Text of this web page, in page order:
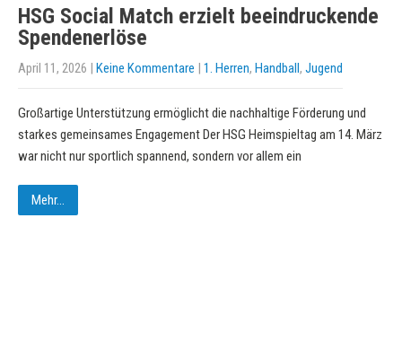
HSG Social Match erzielt beeindruckende
Spendenerlöse
April 11, 2026 | Keine Kommentare | 1. Herren, Handball, Jugend
Großartige Unterstützung ermöglicht die nachhaltige Förderung und
starkes gemeinsames Engagement Der HSG Heimspieltag am 14. März
war nicht nur sportlich spannend, sondern vor allem ein
Mehr...